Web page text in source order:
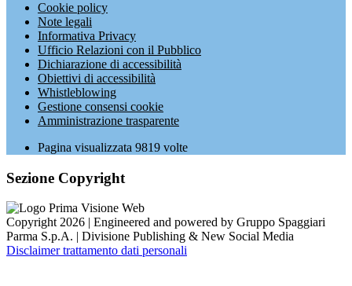
Cookie policy
Note legali
Informativa Privacy
Ufficio Relazioni con il Pubblico
Dichiarazione di accessibilità
Obiettivi di accessibilità
Whistleblowing
Gestione consensi cookie
Amministrazione trasparente
Pagina visualizzata 9819 volte
Sezione Copyright
Copyright 2026 | Engineered and powered by Gruppo Spaggiari
Parma S.p.A. | Divisione Publishing & New Social Media
Disclaimer trattamento dati personali